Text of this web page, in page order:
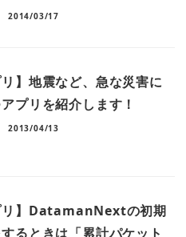
2014/03/17
リ】地震など、急な災害に
プリを紹介します！
2013/04/13
リ】DatamanNextの初期
るときは「累計パケット